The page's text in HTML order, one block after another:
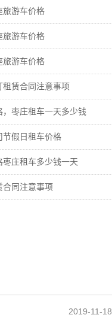
旅游车价格
旅游车价格
旅游车价格
租赁合同注意事项
，枣庄租车一天多少钱
节假日租车价格
枣庄租车多少钱一天
合同注意事项
2019-11-18